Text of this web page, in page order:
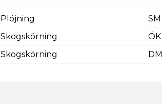
Plöjning SM
Skogskörning ÖK
Skogskörning DM